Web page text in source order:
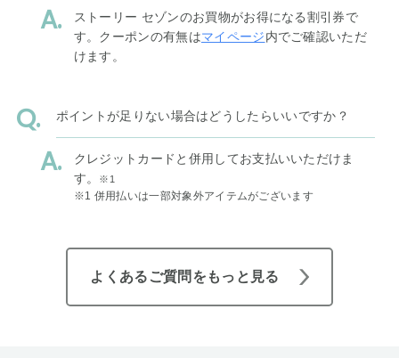
ストーリー セゾンのお買物がお得になる割引券で
す。クーポンの有無はマイページ内でご確認いただ
けます。
ポイントが足りない場合はどうしたらいいですか？
クレジットカードと併用してお支払いいただけま
す。
※1
※1 併用払いは一部対象外アイテムがございます
よくあるご質問をもっと見る